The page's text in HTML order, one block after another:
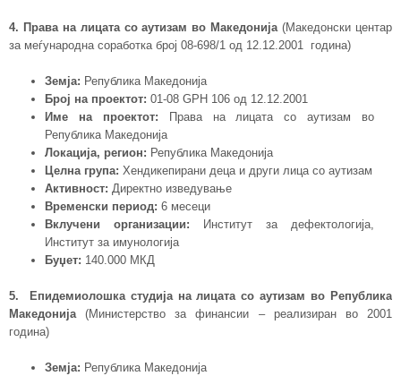
4. Права на лицата со аутизам во Македонија(Македонски центар
за меѓународна соработка број 08-698/1 од 12.12.2001 година)
Земја: Република Македонија
Број на проектот: 01-08 GPH 106 од 12.12.2001
Име на проектот: Права на лицата со аутизам во
Република Македонија
Локација, регион: Република Македонија
Целна група: Хендикепирани деца и други лица со аутизам
Активност: Директно изведување
Временски период: 6 месеци
Вклучени организации: Институт за дефектологија,
Институт за имунологија
Буџет: 140.000 МКД
5. Епидемиолошка студија на лицата со аутизам во Република
Македонија(Министерство за финансии – реализиран во 2001
година)
Земја: Република Македонија